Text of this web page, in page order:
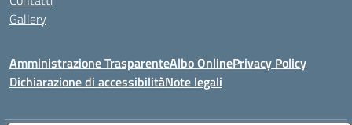
Gallery
Amministrazione TrasparenteAlbo OnlinePrivacy Policy
Dichiarazione di accessibilitàNote legali